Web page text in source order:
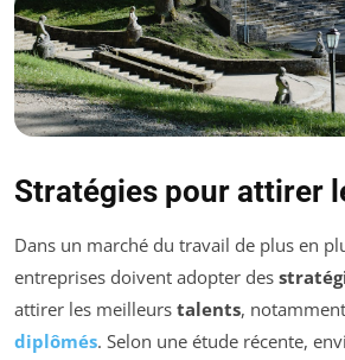
Stratégies pour attirer
Dans un marché du travail de plus en
entreprises doivent adopter des
attirer les meilleurs talents,
diplômés. Selon une étude récente,